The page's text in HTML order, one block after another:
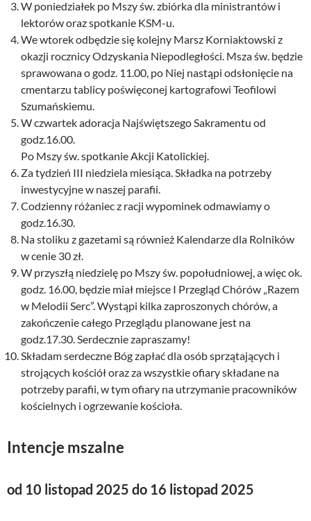
W poniedziałek po Mszy św. zbiórka dla ministrantów i
lektorów oraz spotkanie KSM-u.
We wtorek odbędzie się kolejny Marsz Korniaktowski z
okazji rocznicy Odzyskania Niepodległości. Msza św. będzie
sprawowana o godz. 11.00, po Niej nastąpi odsłonięcie na
cmentarzu tablicy poświęconej kartografowi Teofilowi
Szumańskiemu.
W czwartek adoracja Najświętszego Sakramentu od
godz.16.00.
Po Mszy św. spotkanie Akcji Katolickiej.
Za tydzień III niedziela miesiąca. Składka na potrzeby
inwestycyjne w naszej parafii.
Codzienny różaniec z racji wypominek odmawiamy o
godz.16.30.
Na stoliku z gazetami są również Kalendarze dla Rolników
w cenie 30 zł.
W przyszłą niedzielę po Mszy św. popołudniowej, a więc ok.
godz. 16.00, będzie miał miejsce I Przegląd Chórów „Razem
w Melodii Serc”. Wystąpi kilka zaproszonych chórów, a
zakończenie całego Przeglądu planowane jest na
godz.17.30. Serdecznie zapraszamy!
Składam serdeczne Bóg zapłać dla osób sprzątających i
strojących kościół oraz za wszystkie ofiary składane na
potrzeby parafii, w tym ofiary na utrzymanie pracowników
kościelnych i ogrzewanie kościoła.
Intencje mszalne
od 10 listopad 2025 do 16 listopad 2025